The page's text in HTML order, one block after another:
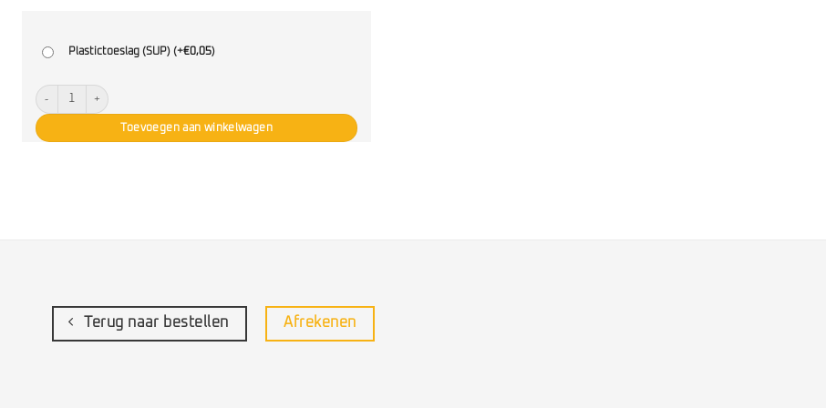
Plastictoeslag (SUP) (+€0,05)
Maaltijdsalade Hollands aantal
Toevoegen aan winkelwagen
Terug naar bestellen Afrekenen